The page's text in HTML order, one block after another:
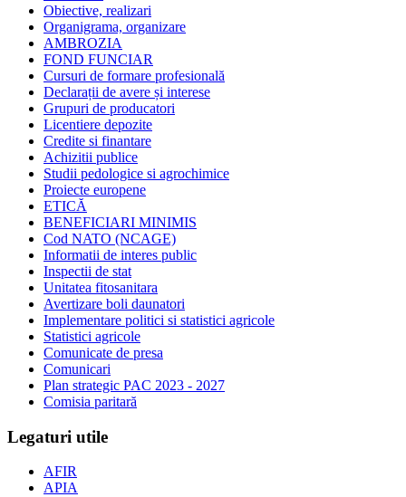
Obiective, realizari
Organigrama, organizare
AMBROZIA
FOND FUNCIAR
Cursuri de formare profesională
Declarații de avere și interese
Grupuri de producatori
Licentiere depozite
Credite si finantare
Achizitii publice
Studii pedologice si agrochimice
Proiecte europene
ETICĂ
BENEFICIARI MINIMIS
Cod NATO (NCAGE)
Informatii de interes public
Inspectii de stat
Unitatea fitosanitara
Avertizare boli daunatori
Implementare politici si statistici agricole
Statistici agricole
Comunicate de presa
Comunicari
Plan strategic PAC 2023 - 2027
Comisia paritară
Legaturi utile
AFIR
APIA